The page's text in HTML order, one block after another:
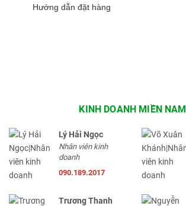
Hướng dẫn đặt hàng
KINH DOANH MIỀN NAM
Lý Hải Ngọc
Nhân viên kinh
doanh
090.189.2017
Trương Thanh